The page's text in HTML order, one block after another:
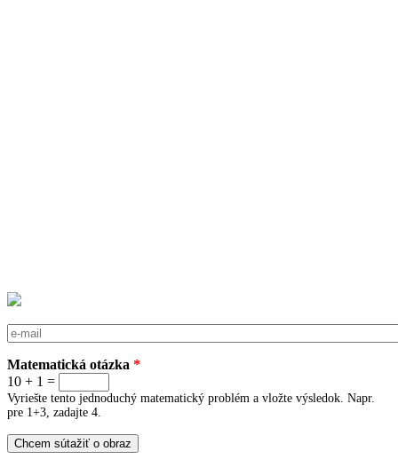
E-mail
Matematická otázka *
10 + 1 =
Vyriešte tento jednoduchý matematický problém a vložte výsledok. Napr.
pre 1+3, zadajte 4.